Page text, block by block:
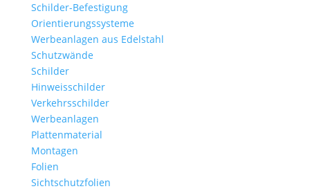
Schilder-Befestigung
Orientierungssysteme
Werbeanlagen aus Edelstahl
Schutzwände
Schilder
Hinweisschilder
Verkehrsschilder
Werbeanlagen
Plattenmaterial
Montagen
Folien
Sichtschutzfolien